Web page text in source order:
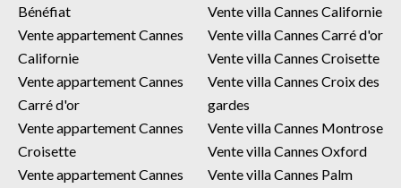
Bénéfiat
Vente appartement Cannes
Californie
Vente appartement Cannes
Carré d'or
Vente appartement Cannes
Croisette
Vente appartement Cannes
Vente villa Cannes Californie
Vente villa Cannes Carré d'or
Vente villa Cannes Croisette
Vente villa Cannes Croix des
gardes
Vente villa Cannes Montrose
Vente villa Cannes Oxford
Vente villa Cannes Palm